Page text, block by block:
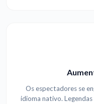
Os espectadores se
idioma nativo.